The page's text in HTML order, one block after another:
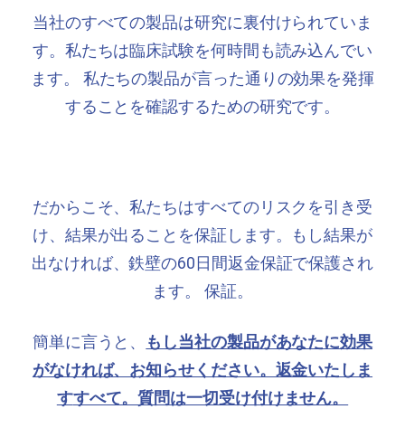
当社のすべての製品は研究に裏付けられていま
す。私たちは臨床試験を何時間も読み込んでい
ます。 私たちの製品が言った通りの効果を発揮
することを確認するための研究です。
だからこそ、私たちはすべてのリスクを引き受
け、結果が出ることを保証します。もし結果が
出なければ、鉄壁の60日間返金保証で保護され
ます。 保証。
簡単に言うと、
もし当社の製品があなたに効果
がなければ、お知らせください。返金いたしま
すすべて。質問は一切受け付けません。